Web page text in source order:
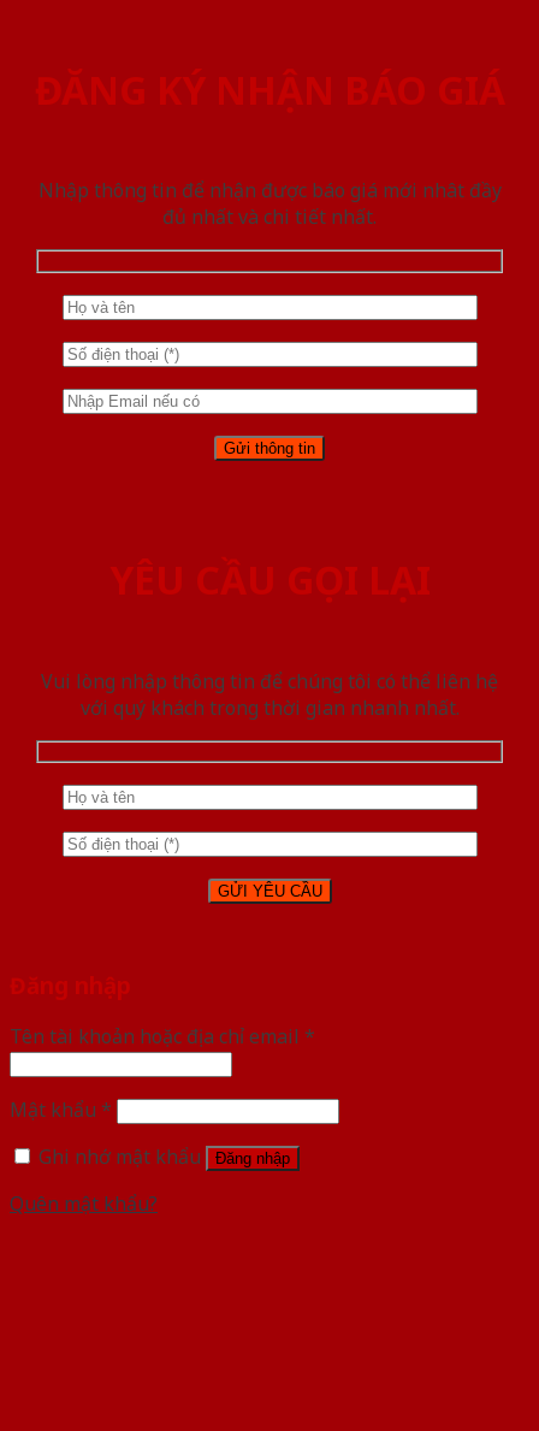
ĐĂNG KÝ NHẬN BÁO GIÁ
Nhập thông tin để nhận được báo giá mới nhât đầy
đủ nhất và chi tiết nhất.
YÊU CẦU GỌI LẠI
Vui lòng nhập thông tin để chúng tôi có thể liên hệ
với quý khách trong thời gian nhanh nhất.
Đăng nhập
Tên tài khoản hoặc địa chỉ email *
Mật khẩu *
Ghi nhớ mật khẩu
Đăng nhập
Quên mật khẩu?